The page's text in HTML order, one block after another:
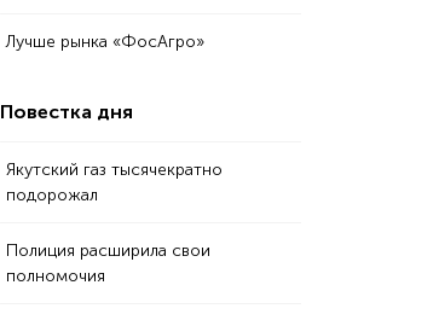
Лучше рынка «ФосАгро»
Повестка дня
Якутский газ тысячекратно
подорожал
Полиция расширила свои
полномочия